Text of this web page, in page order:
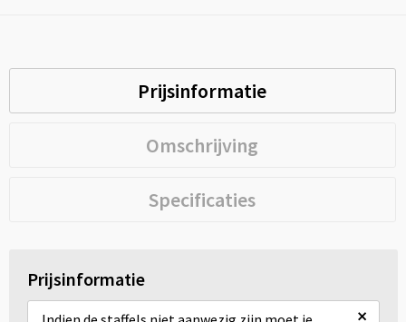
Prijsinformatie
Omschrijving
Specificaties
Prijsinformatie
×